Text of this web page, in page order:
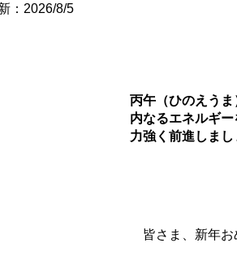
：2026/8/5
丙午（ひのえう
内なるエネルギ
力強く前進しまし
皆さま、新年お